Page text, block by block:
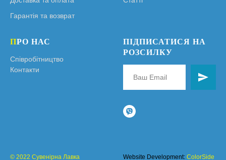
Гарантія та возврат
ПРО НАС
Співробітництво
Контакти
ПІДПИСАТИСЯ НА
РОЗСИЛКУ
© 2022 Сувенірна Лавка Website Development: ColorSide